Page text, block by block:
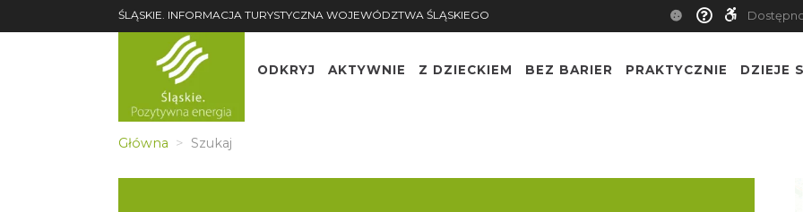
ŚLĄSKIE. INFORMACJA TURYSTYCZNA WOJEWÓDZTWA ŚLĄSKIEGO
ODKRYJ AKTYWNIE Z DZIECKIEM BEZ BARIER PRAKTYCZNIE DZIEJE
Główna Szukaj